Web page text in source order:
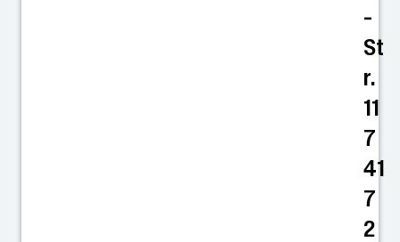
-
St
r.
11
7
41
7
2